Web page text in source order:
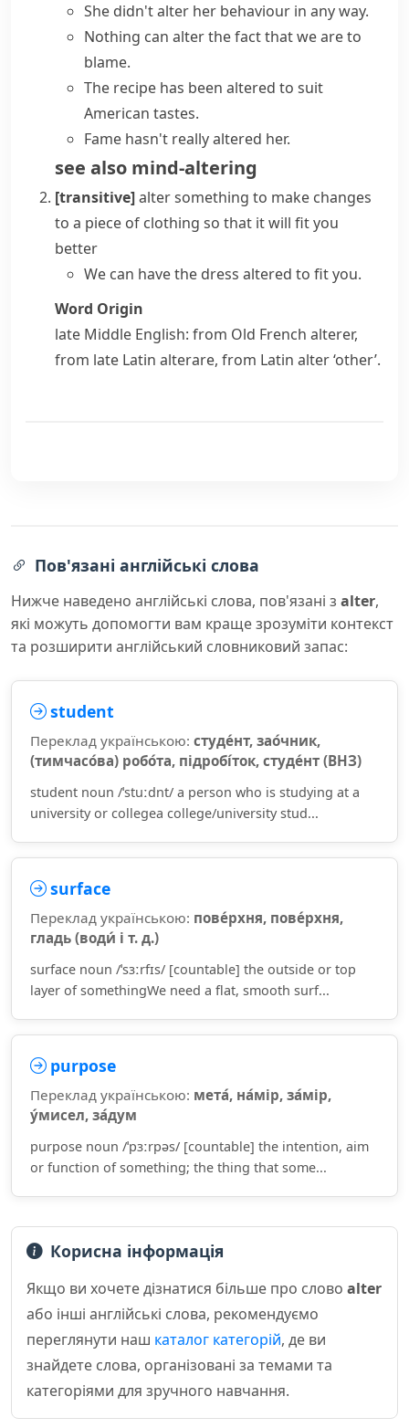
She didn't alter her behaviour in any way.
Nothing can alter the fact that we are to
blame.
The recipe has been altered to suit
American tastes.
Fame hasn't really altered her.
see also mind-altering
[transitive]alter something to make changes
to a piece of clothing so that it will fit you
better
We can have the dress altered to fit you.
Word Origin
late Middle English: from Old French alterer,
from late Latin alterare, from Latin alter‘other’.
Пов'язані англійські слова
Нижче наведено англійські слова, пов'язані з alter,
які можуть допомогти вам краще зрозуміти контекст
та розширити англійський словниковий запас:
student
Переклад українською: студе́нт, зао́чник,
(тимчасо́ва) робо́та, підробі́ток, студе́нт (ВНЗ)
student noun /ˈstuːdnt/ a person who is studying at a
university or collegea college/university stud...
surface
Переклад українською: пове́рхня, пове́рхня,
гладь (води́ і т. д.)
surface noun /ˈsɜːrfɪs/ [countable] the outside or top
layer of somethingWe need a flat, smooth surf...
purpose
Переклад українською: мета́, на́мір, за́мір,
у́мисел, за́дум
purpose noun /ˈpɜːrpəs/ [countable] the intention, aim
or function of something; the thing that some...
Корисна інформація
Якщо ви хочете дізнатися більше про слово alter
або інші англійські слова, рекомендуємо
переглянути наш каталог категорій, де ви
знайдете слова, організовані за темами та
категоріями для зручного навчання.